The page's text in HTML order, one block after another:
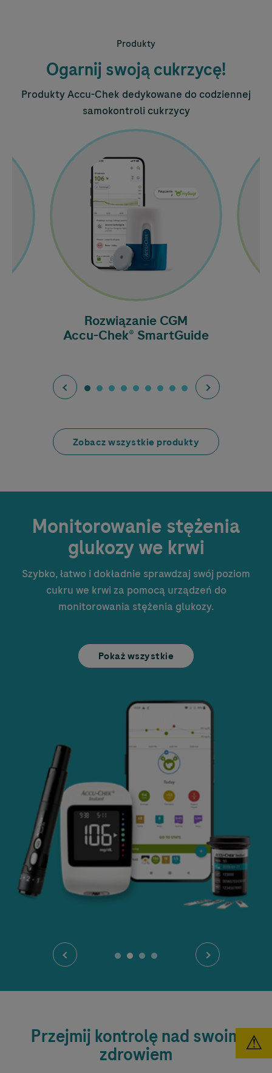
⚠
Produkty
Ogarnij swoją cukrzycę!
ProduktyAccu-Chek dedykowane do codziennej
samokontroli cukrzycy
Rozwiązanie CGM
Accu-Chek® SmartGuide
Zobacz wszystkie produkty
Monitorowanie stężenia
glukozy we krwi
Szybko, łatwo i dokładnie sprawdzaj swój poziom
cukru we krwi za pomocą urządzeń do
monitorowania stężenia glukozy.
Pokaż wszystkie
Przejmij kontrolę nad swoim
zdrowiem